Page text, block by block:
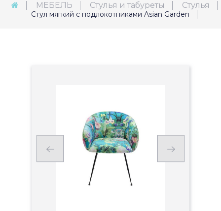
МЕБЕЛЬ Стулья и табуреты Стулья
Стул мягкий с подлокотниками Asian Garden